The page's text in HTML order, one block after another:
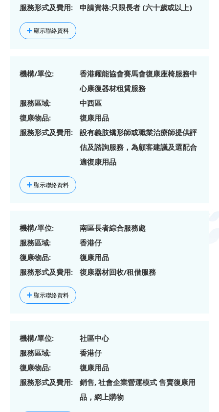
服務形式及費用:
申請資格:只限長者 (六十歲或以上)
顯示聯絡資料
機構/單位:
香港耀能協會賽馬會復康座椅服務中
心康復器材租賃服務
服務區域:
中西區
復康物品:
復康用品
服務形式及費用:
設有義肢矯形師或職業治療師提供評
估及諮詢服務，為顧客建議及選配合
適復康用品
顯示聯絡資料
機構/單位:
南區長者綜合服務處
服務區域:
香港仔
復康物品:
復康用品
服務形式及費用:
復康器材回收/租借服務
顯示聯絡資料
機構/單位:
社區中心
服務區域:
香港仔
復康物品:
復康用品
服務形式及費用:
銷售, 社會企業營運模式 售賣復康用
品，網上購物